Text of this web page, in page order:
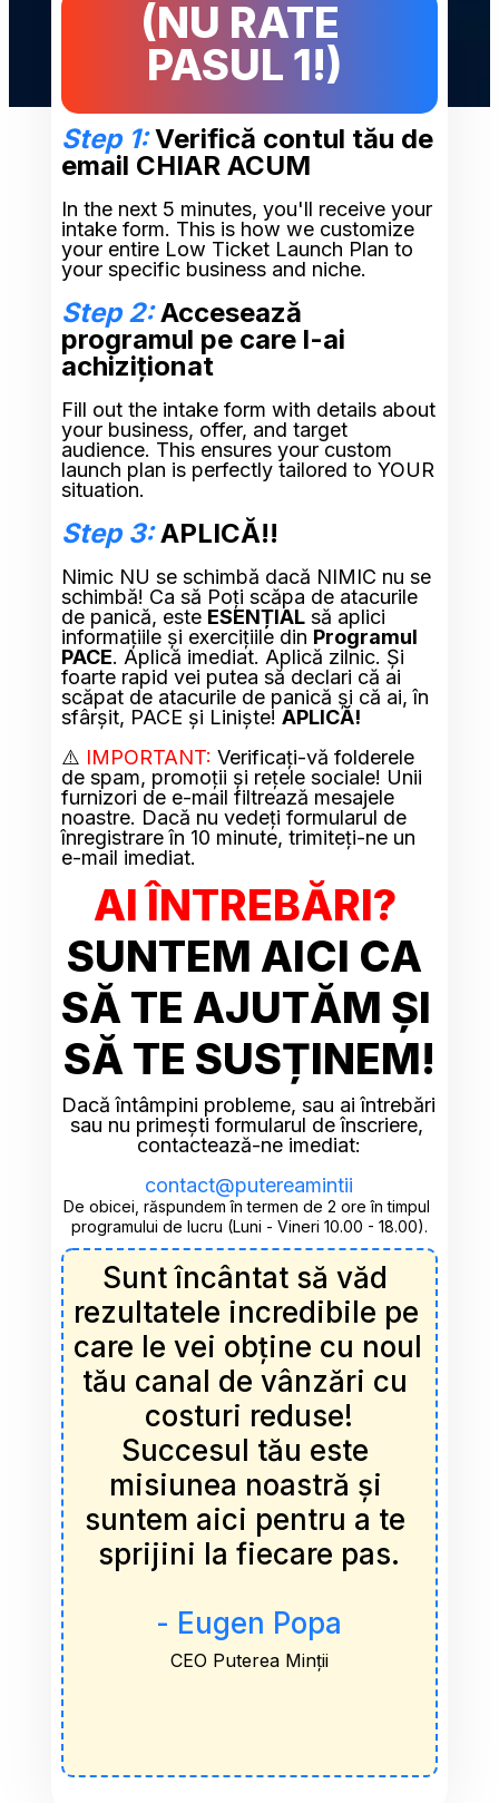
(NU RATE
PASUL 1!)
Step 1: Verifică contul tău de
email CHIAR ACUM
In the next 5 minutes, you'll receive your
intake form. This is how we customize
your entire Low Ticket Launch Plan to
your specific business and niche.
Step 2: Accesează
programul pe care l-ai
achiziționat
Fill out the intake form with details about
your business, offer, and target
audience. This ensures your custom
launch plan is perfectly tailored to YOUR
situation.
Step 3: APLICĂ!!
Nimic NU se schimbă dacă NIMIC nu se
schimbă! Ca să Poți scăpa de atacurile
de panică, este ESENȚIAL să aplici
informațiile și exercițiile din Programul
PACE. Aplică imediat. Aplică zilnic. Și
foarte rapid vei putea să declari că ai
scăpat de atacurile de panică și că ai, în
sfârșit, PACE și Liniște! APLICĂ!
⚠️ IMPORTANT: Verificați-vă folderele
de spam, promoții și rețele sociale! Unii
furnizori de e-mail filtrează mesajele
noastre. Dacă nu vedeți formularul de
înregistrare în 10 minute, trimiteți-ne un
e-mail imediat.
AI ÎNTREBĂRI?
SUNTEM AICI CA
SĂ TE AJUTĂM ȘI
SĂ TE SUSȚINEM!
Dacă întâmpini probleme, sau ai întrebări
sau nu primești formularul de înscriere,
contactează-ne imediat:
contact@putereamintii
De obicei, răspundem în termen de 2 ore în timpul
programului de lucru (Luni - Vineri 10.00 - 18.00).
Sunt încântat să văd
rezultatele incredibile pe
care le vei obține cu noul
tău canal de vânzări cu
costuri reduse!
Succesul tău este
misiunea noastră și
suntem aici pentru a te
sprijini la fiecare pas.
- Eugen Popa
CEO Puterea Minții